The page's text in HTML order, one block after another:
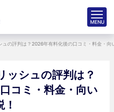
ュの評判は？2026年有料化後の口コミ・料金・向
ッシュの評判は？
コミ・料金・向い